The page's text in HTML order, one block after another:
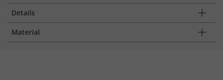
Details
Material